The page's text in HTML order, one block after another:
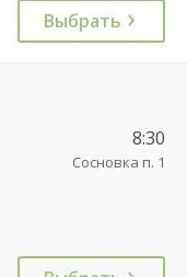
Выбрать
8:30
Сосновка п. 1